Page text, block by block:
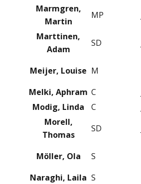
Marmgren,
Martin
MP
Marttinen,
Adam
SD
Meijer, Louise M
Melki, Aphram C
Modig, Linda
C
Morell,
Thomas
SD
Möller, Ola S
Naraghi, Laila S